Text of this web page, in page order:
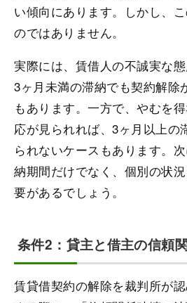
い傾向にあります。しかし、
のではありません。
実際には、賃借人の不誠実な態
3ヶ月未満の滞納でも契約解除
もあります。一方で、やむを
応が見られれば、3ヶ月以上の
られないケースもあります。
納期間だけでなく、個別の状
要があるでしょう。
条件2：貸主と借主の信頼
賃貸借契約の解除を裁判所が